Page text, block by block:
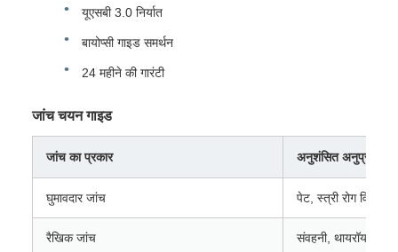
यूएसबी 3.0 निर्यात
बायोप्सी गाइड समर्थन
24 महीने की गारंटी
जांच चयन गाइड
जांच का प्रकार अनुशंसित अनुप्रयोग
घुमावदार जांच पेट, स्त्री रोग विशेषज्ञ
रैखिक जांच संवहनी, थायरॉयड,